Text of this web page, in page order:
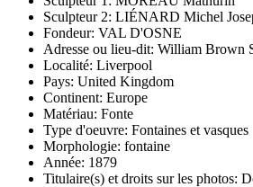
Sculpteur 2: LIÉNARD Michel
Fondeur: VAL D'OSNE
Adresse ou lieu-dit: William Brown
Localité: Liverpool
Pays: United Kingdom
Continent: Europe
Matériau: Fonte
Type d'oeuvre: Fontaines et vasques
Morphologie: fontaine
Année: 1879
Titulaire(s) et droits sur les photos: